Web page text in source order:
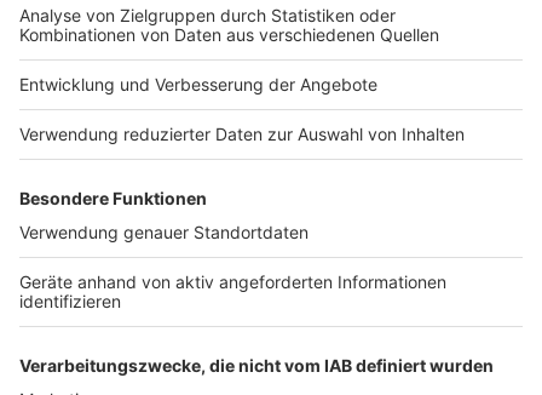
STELLENMARKT
Computerworld Newsletter
JETZT ABONNIEREN